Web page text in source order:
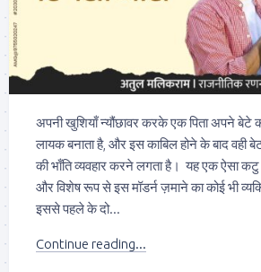
अपनी खुशियाँ न्यौंछावर करके एक पिता अपने बेटे
लायक बनाता है, और इस काबिल होने के बाद वही
की भाँति व्यवहार करने लगता है। यह एक ऐसा
और विशेष रूप से इस मॉडर्न ज़माने का कोई भी
इससे पहले के दो...
Continue reading...